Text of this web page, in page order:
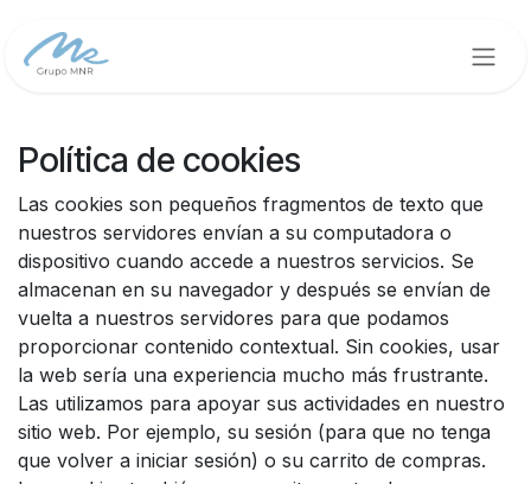
Política de cookies
Las cookies son pequeños fragmentos de texto que
nuestros servidores envían a su computadora o
dispositivo cuando accede a nuestros servicios. Se
almacenan en su navegador y después se envían de
vuelta a nuestros servidores para que podamos
proporcionar contenido contextual. Sin cookies, usar
la web sería una experiencia mucho más frustrante.
Las utilizamos para apoyar sus actividades en nuestro
sitio web. Por ejemplo, su sesión (para que no tenga
que volver a iniciar sesión) o su carrito de compras.